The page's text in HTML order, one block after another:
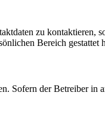
zu
Bereich gestattet
Sofern der Betreiber